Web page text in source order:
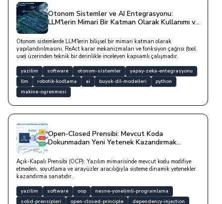
Otonom Sistemler ve AI Entegrasyonu:
LLM'lerin Mimari Bir Katman Olarak Kullanımı ve
Otonom sistemlerde LLM'lerin bilişsel bir mimari katman olarak
yapılandırılmasını, ReAct karar mekanizmaları ve fonksiyon çağrısı (tool
use) üzerinden teknik bir derinlikle inceleyen kapsamlı çalışmadır.
yazilim software otonom-sistemler
yapay-zeka-entegrasyonu
llm
robotik-kodlama ai buyuk-dil-modelleri
python
makine-ogrenmesi
Open-Closed Prensibi: Mevcut Koda
Dokunmadan Yeni Yetenek Kazandırmak
Açık-Kapalı Prensibi (OCP): Yazılım mimarisinde mevcut kodu modifiye
etmeden, soyutlama ve arayüzler aracılığıyla sisteme dinamik yetenekler
kazandırma sanatıdır.
yazilim software oop
nesne-yonelimli-programlama
solid-prensipleri
open-closed-principle dependency-injection